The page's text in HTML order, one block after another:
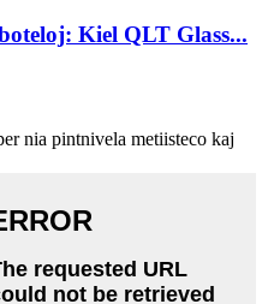
Kiel QLT Glass...
nia pintnivela metiisteco kaj